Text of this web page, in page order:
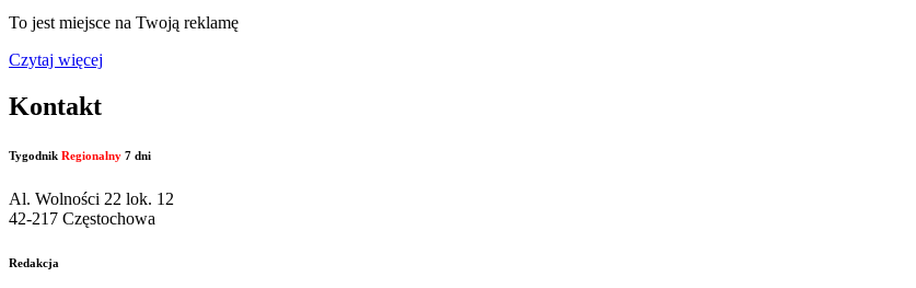
To jest miejsce na Twoją reklamę
Czytaj więcej
Kontakt
Tygodnik Regionalny 7 dni
Al. Wolności 22 lok. 12
42-217 Częstochowa
Redakcja